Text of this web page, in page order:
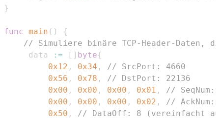
}
func main ( )
{
// Simuliere binäre TCP-Header-Daten,
	 data
:= [ ] byte{
0x12 , 0x34 ,
// SrcPort: 4660
0x56 , 0x78 ,
// DstPort: 22136
0x00 , 0x00 , 0x00 , 0x01 ,
// SeqNum:
0x00 , 0x00 , 0x00 , 0x02 ,
// AckNum:
0x50 ,
// DataOff: 8 (vereinfacht